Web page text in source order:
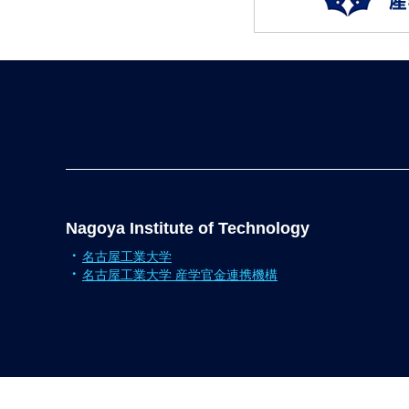
Nagoya Institute of Technology
名古屋工業大学
名古屋工業大学 産学官金連携機構